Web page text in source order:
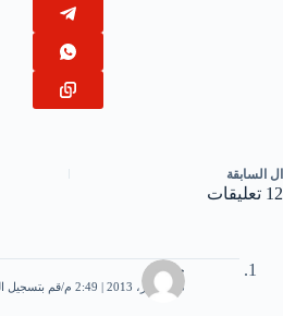
ال السابقة
12 تعليقات
جيجي
28 أكتوبر، 2013 | 2:49 م قم بتسجيل